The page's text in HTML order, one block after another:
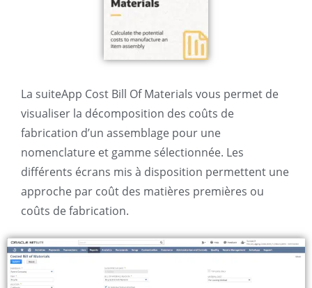
La suiteApp Cost Bill Of Materials vous permet de
visualiser la décomposition des coûts de
fabrication d’un assemblage pour une
nomenclature et gamme sélectionnée. Les
différents écrans mis à disposition permettent une
approche par coût des matières premières ou
coûts de fabrication.